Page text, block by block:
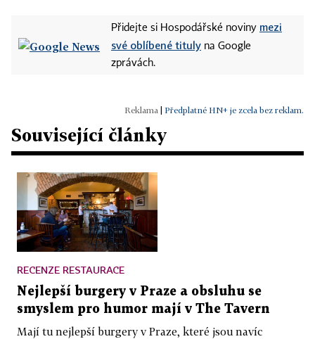
Přidejte si Hospodářské noviny mezi
své oblíbené tituly na Google
zprávách.
Předplatné HN+ je zcela bez reklam.
Související články
RECENZE RESTAURACE
Nejlepší burgery v Praze a obsluhu se
smyslem pro humor mají v The Tavern
Mají tu nejlepší burgery v Praze, které jsou navíc